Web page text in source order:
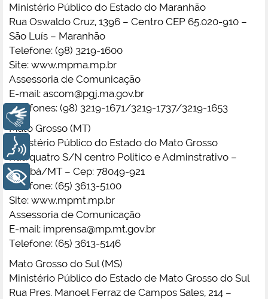
Ministério Público do Estado do Maranhão
Rua Oswaldo Cruz, 1396 – Centro CEP 65.020-910 –
São Luís – Maranhão
Telefone: (98) 3219-1600
Site: www.mpma.mp.br
Assessoria de Comunicação
E-mail: ascom@pgj.ma.gov.br
Telefones: (98) 3219-1671/3219-1737/3219-1653
Mato Grosso (MT)
Ministério Público do Estado do Mato Grosso
Rua quatro S/N centro Politico e Adminstrativo –
Cuiabá/MT – Cep: 78049-921
Telefone: (65) 3613-5100
Site: www.mpmt.mp.br
Assessoria de Comunicação
E-mail: imprensa@mp.mt.gov.br
Telefone: (65) 3613-5146
Mato Grosso do Sul (MS)
Ministério Público do Estado de Mato Grosso do Sul
Rua Pres. Manoel Ferraz de Campos Sales, 214 –
Libras
Voz
+ Acessibilidade